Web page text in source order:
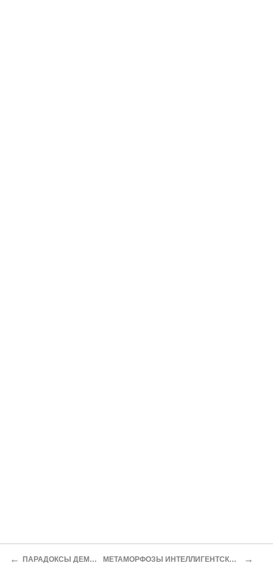
← ПАРАДОКСЫ ДЕМОКРАТИИ МЕТАМОРФОЗЫ ИНТЕЛЛИГЕНТСКОГО СОЗНАНИЯ →